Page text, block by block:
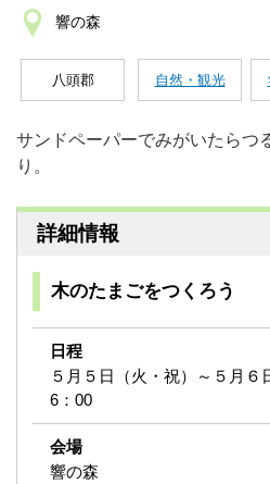
響の森
八頭郡 自然・観光
サンドペーパーでみがいたらつ
り。
詳細情報
木のたまごをつくろう
日程
５月５日（火・祝）～５月６
6：00
会場
響の森